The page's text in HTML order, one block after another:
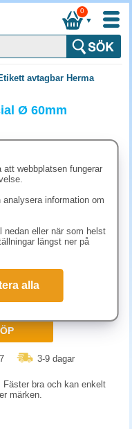
▼
0
avtagbar Herma
Ø 60mm
moms)
3-9 dagar
bra och kan enkelt
märken.
webbplatsen fungerar
information om
nedan eller när som helst
längst ner på
alla